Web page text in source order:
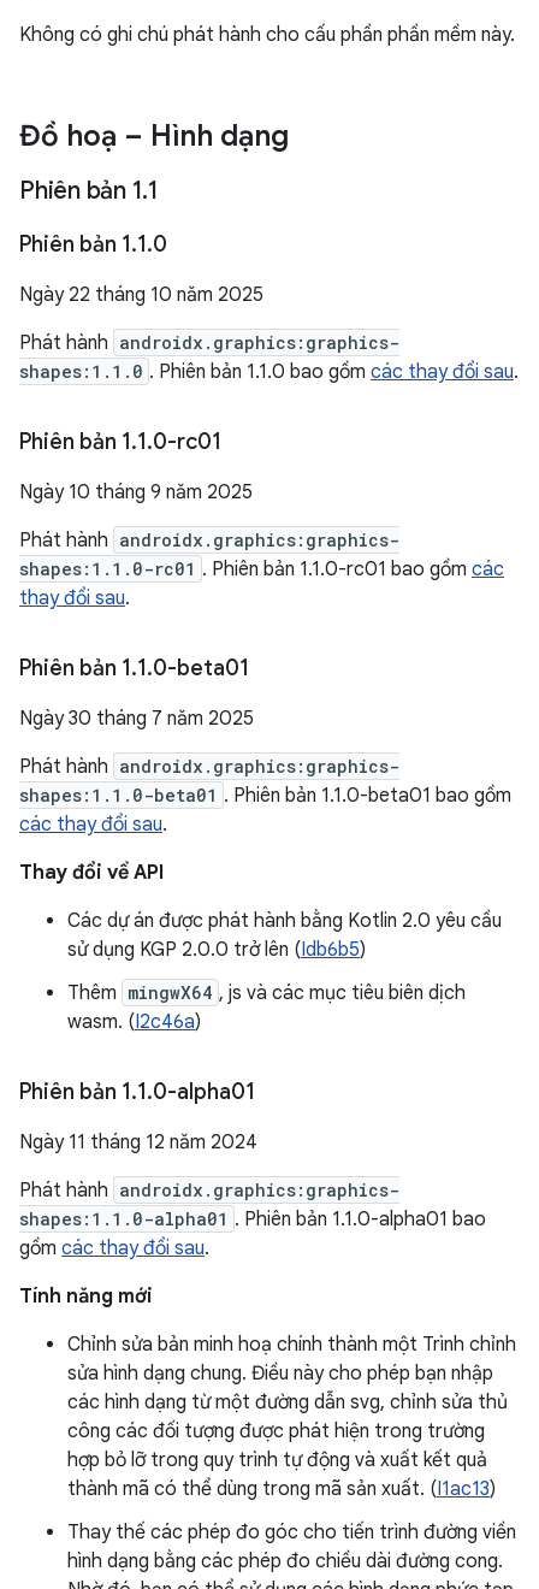
Không có ghi chú phát hành cho cấu phần phần mềm này.
Đồ hoạ – Hình dạng
Phiên bản 1.1
Phiên bản 1.1.0
Ngày 22 tháng 10 năm 2025
Phát hành androidx.graphics:graphics-
shapes:1.1.0 . Phiên bản 1.1.0 bao gồm các thay đổi sau.
Phiên bản 1.1.0-rc01
Ngày 10 tháng 9 năm 2025
Phát hành androidx.graphics:graphics-
shapes:1.1.0-rc01 . Phiên bản 1.1.0-rc01 bao gồm các
thay đổi sau.
Phiên bản 1.1.0-beta01
Ngày 30 tháng 7 năm 2025
Phát hành androidx.graphics:graphics-
shapes:1.1.0-beta01 . Phiên bản 1.1.0-beta01 bao gồm
các thay đổi sau.
Thay đổi về API
Các dự án được phát hành bằng Kotlin 2.0 yêu cầu
sử dụng KGP 2.0.0 trở lên (Idb6b5)
Thêm mingwX64 , js và các mục tiêu biên dịch
wasm. (I2c46a)
Phiên bản 1.1.0-alpha01
Ngày 11 tháng 12 năm 2024
Phát hành androidx.graphics:graphics-
shapes:1.1.0-alpha01 . Phiên bản 1.1.0-alpha01 bao
gồm các thay đổi sau.
Tính năng mới
Chỉnh sửa bản minh hoạ chính thành một Trình chỉnh
sửa hình dạng chung. Điều này cho phép bạn nhập
các hình dạng từ một đường dẫn svg, chỉnh sửa thủ
công các đối tượng được phát hiện trong trường
hợp bỏ lỡ trong quy trình tự động và xuất kết quả
thành mã có thể dùng trong mã sản xuất. (I1ac13)
Thay thế các phép đo góc cho tiến trình đường viền
hình dạng bằng các phép đo chiều dài đường cong.